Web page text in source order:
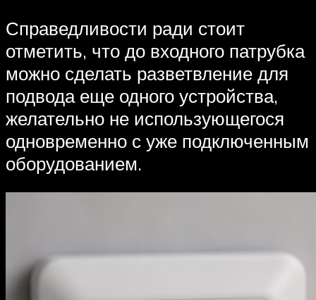
Справедливости ради стоит
отметить, что до входного патрубка
можно сделать разветвление для
подвода еще одного устройства,
желательно не использующегося
одновременно с уже подключенным
оборудованием.